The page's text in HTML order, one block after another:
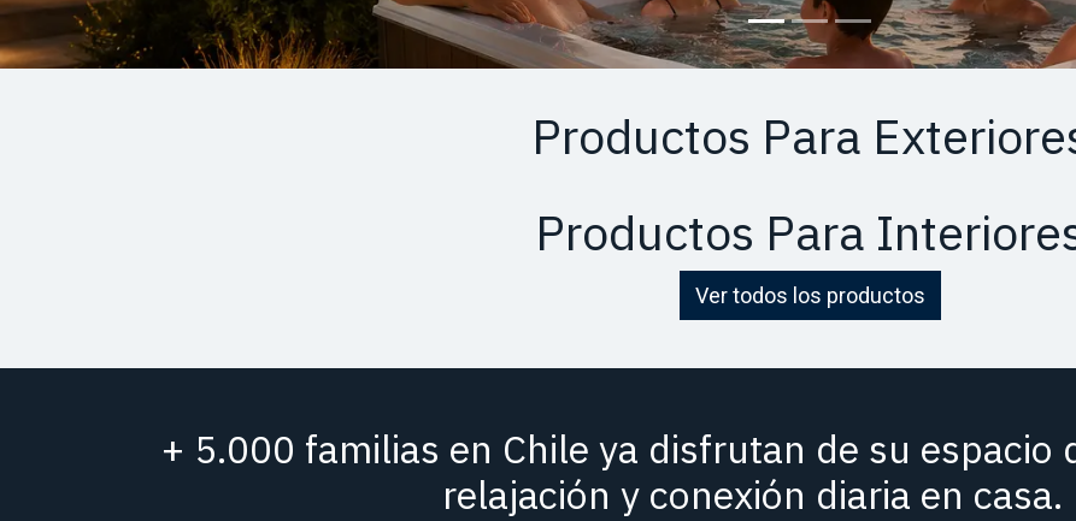
Productos Para
Productos Para
Ver todos los productos
+ 5.000 familias en Chile ya disfrutan de su espacio
relajación y conexión diaria en casa.